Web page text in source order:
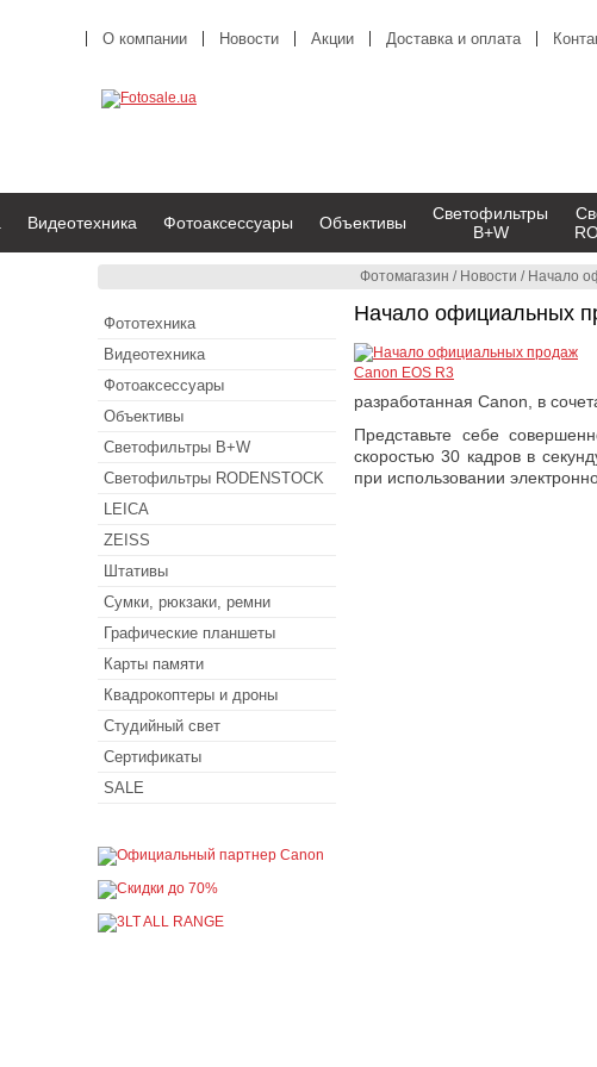
Фотомагазин / Новости / Начало
Начало официальных
разработанная Canon, в
Представьте себе
скоростью 30 кадров в
при использовании
О компании Новости Акции Доставка и оплата
Видеотехника Фотоаксессуары Объективы
Светофильтры
B+W
Фототехника
Видеотехника
Фотоаксессуары
Объективы
Светофильтры B+W
Светофильтры RODENSTOCK
LEICA
ZEISS
Штативы
Сумки, рюкзаки, ремни
Графические планшеты
Карты памяти
Квадрокоптеры и дроны
Студийный свет
Сертификаты
SALE